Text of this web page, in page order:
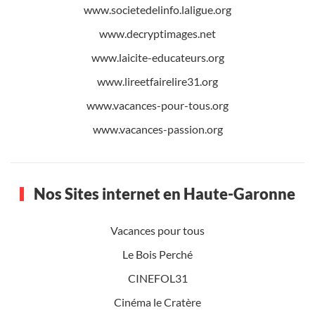
www.societedelinfo.laligue.org
www.decryptimages.net
www.laicite-educateurs.org
www.lireetfairelire31.org
www.vacances-pour-tous.org
www.vacances-passion.org
Nos Sites internet en Haute-Garonne
Vacances pour tous
Le Bois Perché
CINEFOL31
Cinéma le Cratère